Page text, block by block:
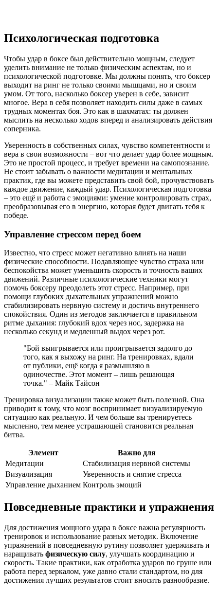
Психологическая подготовка
Чтобы удар в боксе был действительно мощным, следует
уделить внимание не только физическим аспектам, но и
психологической подготовке. Мы должны понять, что боксер
выходит на ринг не только своими мышцами, но и своим
умом. От того, насколько боксер уверен в себе, зависит
многое. Вера в себя позволяет находить силы даже в самых
трудных моментах боя. Это как в шахматах: ты должен
мыслить на несколько ходов вперед и анализировать действия
соперника.
Уверенность в собственных силах, чувство компетентности и
вера в свои возможности – вот что делает удар более мощным.
Это не простой процесс, и требует времени на самопознание.
Не стоит забывать о важности медитации и ментальных
практик, где вы можете представить свой бой, прочувствовать
каждое движение, каждый удар. Психологическая подготовка
– это ещё и работа с эмоциями: умение контролировать страх,
преобразовывая его в энергию, которая будет двигать тебя к
победе.
Управление стрессом перед боем
Известно, что стресс может негативно влиять на наши
физические способности. Подавляющее чувство страха или
беспокойства может уменьшить скорость и точность ваших
движений. Различные психологические техники могут
помочь боксеру преодолеть этот стресс. Например, при
помощи глубоких дыхательных упражнений можно
стабилизировать нервную систему и достичь внутреннего
спокойствия. Один из методов заключается в правильном
ритме дыхания: глубокий вдох через нос, задержка на
несколько секунд и медленный выдох через рот.
"Бой выигрывается или проигрывается задолго до
того, как я выхожу на ринг. На тренировках, вдали
от публики, ещё когда я размышляю в
одиночестве. Этот момент – лишь решающая
точка." – Майк Тайсон
Тренировка визуализации также может быть полезной. Она
приводит к тому, что мозг воспринимает визуализируемую
ситуацию как реальную. И чем больше вы тренируетесь
мысленно, тем менее устрашающей становится реальная
битва.
Элемент
Важно для
Медитации
Стабилизация нервной системы
Визуализация
Уверенность и снятие стресса
Управление дыханием Контроль эмоций
Повседневные практики и упражнения
Для достижения мощного удара в боксе важна регулярность
тренировок и использование разных методик. Включение
упражнений в повседневную рутину позволяет удерживать и
наращивать физическую силу, улучшать координацию и
скорость. Такие практики, как отработка ударов по груше или
работа перед зеркалом, уже давно стали стандартом, но для
достижения лучших результатов стоит вносить разнообразие.